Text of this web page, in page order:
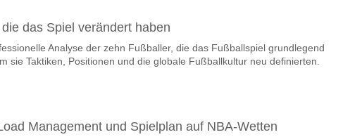
v PIT Pirates 15 May 2026 23:40 UK time.
zwischen dem zu gewinnen ist PHI Phillies v PIT Pirates?
das Spiel verändert haben
Analyse der zehn Fußballer, die das Fußballspiel grundlegend
sie Taktiken, Positionen und die globale Fußballkultur neu definierten.
Management und Spielplan auf NBA-Wetten